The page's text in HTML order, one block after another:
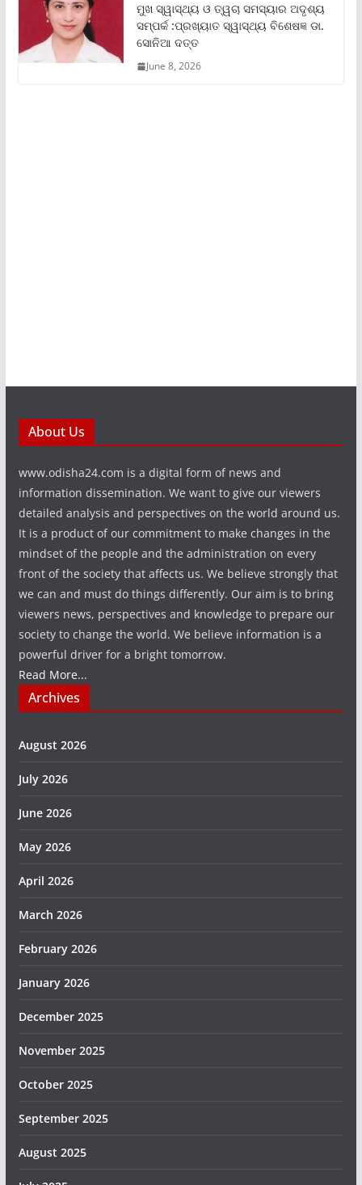
ମୁଖ ସ୍ୱାସ୍ଥ୍ୟ ଓ ତ୍ୱଚା ସମସ୍ୟାର ଅଦୃଶ୍ୟ
ସମ୍ପର୍କ :ପ୍ରଖ୍ୟାତ ସ୍ୱାସ୍ଥ୍ୟ ବିଶେଷଜ୍ଞ ଡା.
ସୋନିଆ ଦତ୍ତ
June 8, 2026
About Us
www.odisha24.com is a digital form of news and
information dissemination. We want to give our viewers
detailed analysis and perspectives on the world around us.
It is a product of our commitment to make changes in the
mindset of the people and the administration on every
front of the society that affects us. We believe strongly that
we can and must do things differently. Our aim is to bring
viewers news, perspectives and knowledge to prepare our
society to change the world. We believe information is a
powerful driver for a bright tomorrow.
Read More...
Archives
August 2026
July 2026
June 2026
May 2026
April 2026
March 2026
February 2026
January 2026
December 2025
November 2025
October 2025
September 2025
August 2025